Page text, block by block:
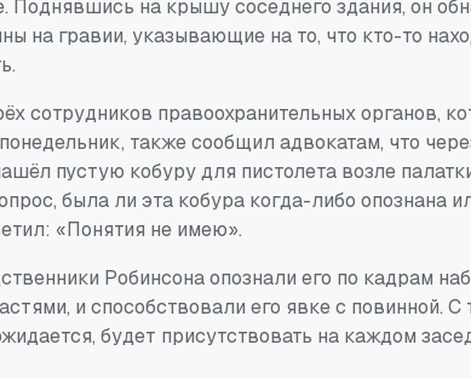
Поднявшись на крышу соседнего здания, он
на гравии, указывающие на то, что кто-то
сотрудников правоохранительных органов,
также сообщил адвокатам, что
пустую кобуру для пистолета возле
была ли эта кобура когда-либо опознана
«Понятия не имею».
Робинсона опознали его по кадрам
и способствовали его явке с повинной. С
будет присутствовать на каждом